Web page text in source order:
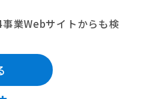
業Webサイトからも検
る